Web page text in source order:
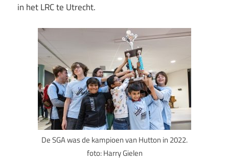
in het LRC te Utrecht.
De SGA was de kampioen van Hutton in 2022.
foto: Harry Gielen